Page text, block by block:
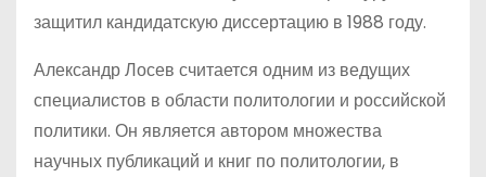
защитил кандидатскую диссертацию в 1988 году.
Александр Лосев считается одним из ведущих
специалистов в области политологии и российской
политики. Он является автором множества
научных публикаций и книг по политологии, в